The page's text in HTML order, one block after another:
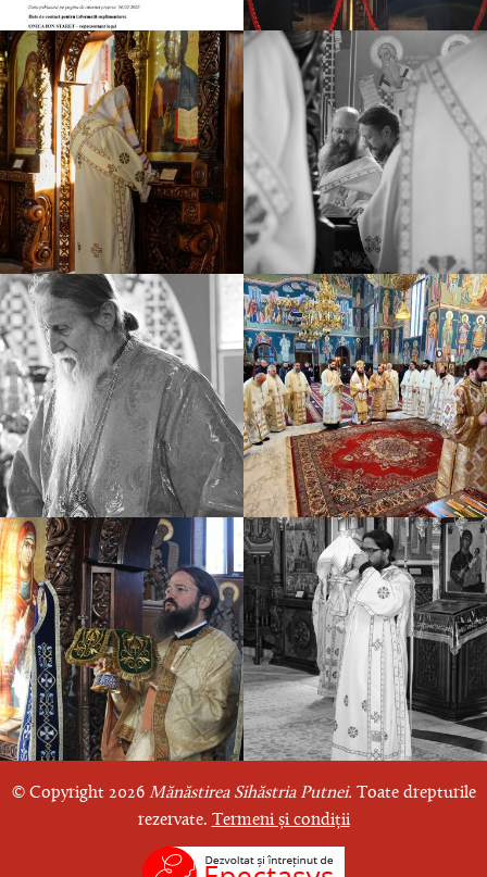
© Copyright 2026 Mănăstirea Sihăstria Putnei. Toate drepturile
rezervate. Termeni și condiții